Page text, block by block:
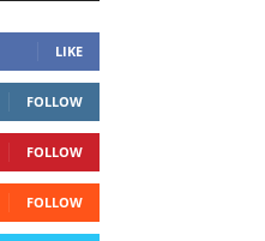
LIKE
FOLLOW
FOLLOW
FOLLOW